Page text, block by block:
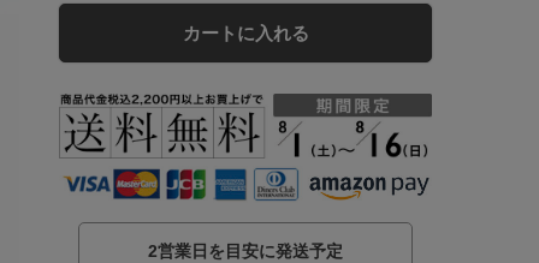
カートに入れる
2営業日を目安に発送予定